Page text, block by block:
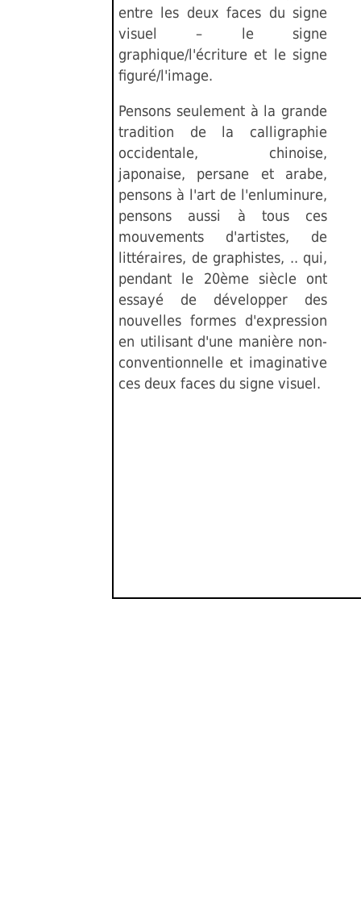
entre les deux faces du signe
visuel – le signe
graphique/l'écriture et le signe
figuré/l'image.
Pensons seulement à la grande
tradition de la calligraphie
occidentale, chinoise,
japonaise, persane et arabe,
pensons à l'art de l'enluminure,
pensons aussi à tous ces
mouvements d'artistes, de
littéraires, de graphistes, .. qui,
pendant le 20ème siècle ont
essayé de développer des
nouvelles formes d'expression
en utilisant d'une manière non-
conventionnelle et imaginative
ces deux faces du signe visuel.